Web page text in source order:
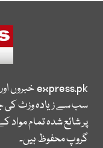
express.pkخبروں
سب سے زیادہ وزٹ کی
پر شائع شدہ تمام
گروپ محفوظ ہیں۔